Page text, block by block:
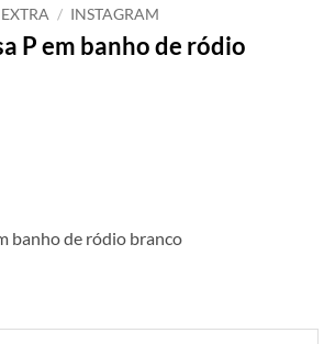
EXTRA / INSTAGRAM
P em banho de ródio
banho de ródio branco